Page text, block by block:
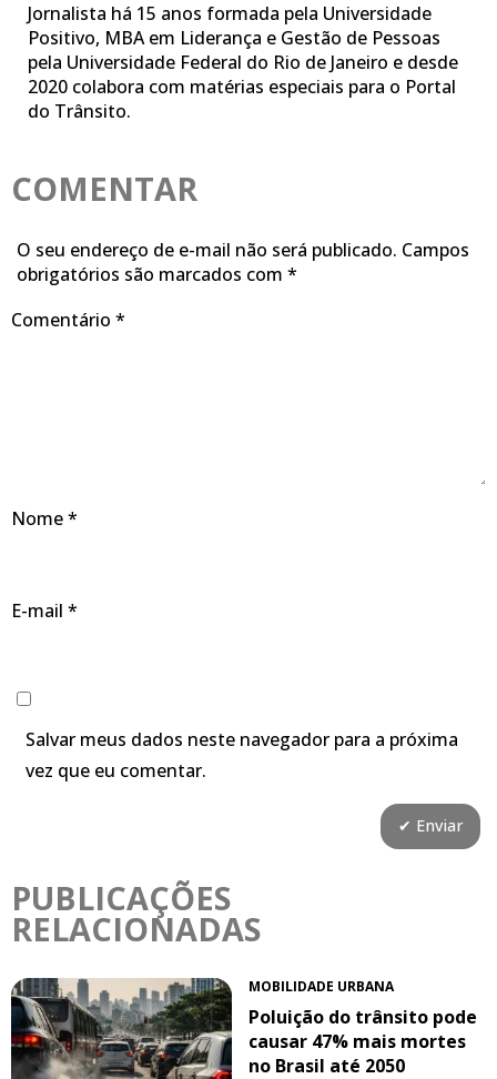
Jornalista há 15 anos formada pela Universidade
Positivo, MBA em Liderança e Gestão de Pessoas
pela Universidade Federal do Rio de Janeiro e desde
2020 colabora com matérias especiais para o Portal
do Trânsito.
COMENTAR
O seu endereço de e-mail não será publicado. Campos
obrigatórios são marcados com *
Comentário *
Nome*
E-mail *
Salvar meus dados neste navegador para a próxima
vez que eu comentar.
PUBLICAÇÕES
RELACIONADAS
MOBILIDADE URBANA
Poluição do trânsito pode
causar 47% mais mortes
no Brasil até 2050